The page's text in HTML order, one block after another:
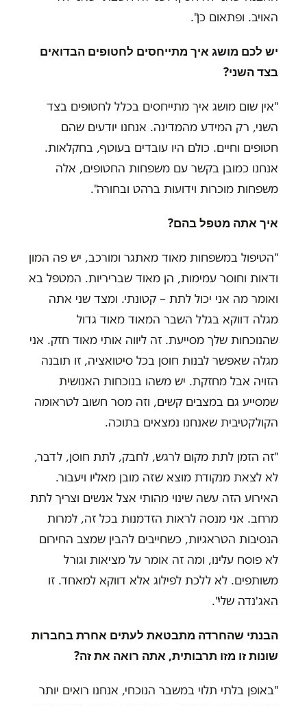
האויב. ופתאום כן".
יש לכם מושג איך מתייחסים לחטופים הבדואים
בצד השני?
"אין שום מושג איך מתייחסים בכלל לחטופים בצד
השני, רק המידע מהמדינה. אנחנו יודעים שהם
חטופים וחיים. כולם היו עובדים בעוטף, בחקלאות.
אנחנו כמובן בקשר עם משפחות החטופים, אלה
משפחות מוכרות וידועות ברהט ובחורה".
איך אתה מטפל בהם?
"הטיפול במשפחות מאוד מאתגר ומורכב, יש פה המון
ודאות וחוסר עמימות, הן מאוד שבריריות. המטפל בא
ואומר מה אני יכול לתת – קטונתי. ומצד שני אתה
מגלה דווקא בגלל השבר המאוד מאוד גדול
שהנוכחות שלך מסייעת. זה ליווה אותי מאוד חזק. אני
מגלה שאפשר לבנות חוסן בכל סיטואציה, זו תובנה
הזויה אבל מחזקת. יש משהו בנוכחות האנושית
שמסייע גם במצבים קשים, וזה מסר חשוב לטראומה
הקולקטיבית שאנחנו נמצאים בתוכה.
"זה הזמן לתת מקום לרגש, לחבק, לתת חוסן, לדבר,
לא לצאת מנקודת מוצא שזה מובן מאליו ויעבור.
האירוע הזה עשה שינוי מהותי אצל אנשים וצריך לתת
מרחב. אני מנסה לראות הזדמנות בכל זה, למרות
הנסיבות הטראגיות, כשחייבים להבין שמצב החירום
לא פוסח עלינו, ומה זה אומר על מציאות וגורל
משותפים. לא ללכת לפילוג אלא דווקא למאחד. זו
האג'נדה שלי".
הבנתי שהחרדה מתבטאת לעתים אחרת בחברות
שונות זו מזו תרבותית, אתה רואה את זה?
"באופן בלתי תלוי במשבר הנוכחי, אנחנו רואים יותר